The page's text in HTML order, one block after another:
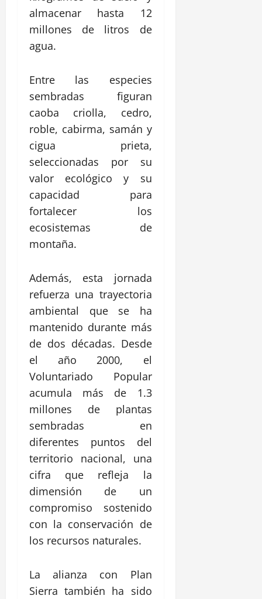
almacenar hasta 12
millones de litros de
agua.
Entre las especies
sembradas figuran
caoba criolla, cedro,
roble, cabirma, samán y
cigua prieta,
seleccionadas por su
valor ecológico y su
capacidad para
fortalecer los
ecosistemas de
montaña.
Además, esta jornada
refuerza una trayectoria
ambiental que se ha
mantenido durante más
de dos décadas. Desde
el año 2000, el
Voluntariado Popular
acumula más de 1.3
millones de plantas
sembradas en
diferentes puntos del
territorio nacional, una
cifra que refleja la
dimensión de un
compromiso sostenido
con la conservación de
los recursos naturales.
La alianza con Plan
Sierra también ha sido